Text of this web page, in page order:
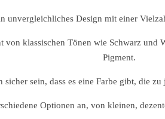
unvergleichliches Design mit einer
klassischen Tönen wie Schwarz
Pigment.
sicher sein, dass es eine Farbe gibt, die
Optionen an, von kleinen,